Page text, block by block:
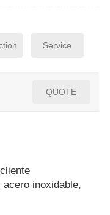
Service
QUOTE
inoxidable,